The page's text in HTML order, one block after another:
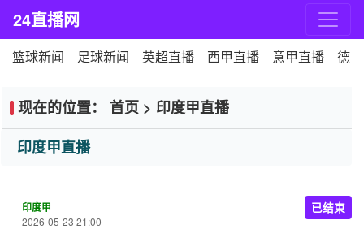
24直播网
篮球新闻 足球新闻 英超直播 西甲直播 意甲直播 德
现在的位置： 首页 > 印度甲直播
印度甲直播
印度甲
2026-05-23 21:00
已结束